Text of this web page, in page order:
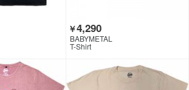
￥4,290
BABYMETAL
T-Shirt